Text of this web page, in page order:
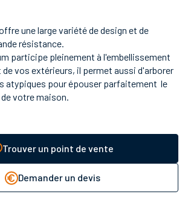
une large variété de design et de
résistance.
participe pleinement à l'embellissement
de vos extérieurs, il permet aussi d'arborer
atypiques pour épouser parfaitement le
de votre maison.
Trouver un point de vente
Demander un devis